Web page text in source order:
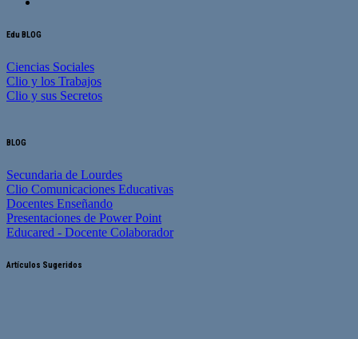
Edu BLOG
Ciencias Sociales
Clio y los Trabajos
Clio y sus Secretos
BLOG
Secundaria de Lourdes
Clio Comunicaciones Educativas
Docentes Enseñando
Presentaciones de Power Point
Educared - Docente Colaborador
Artículos Sugeridos